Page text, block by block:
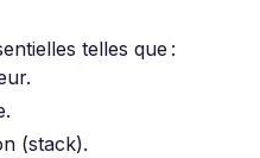
telles que :
(stack).